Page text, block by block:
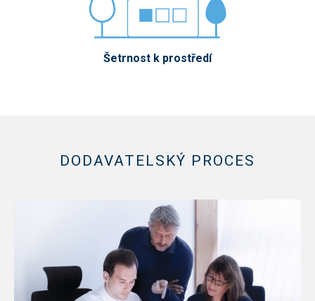
Šetrnost k prostředí
DODAVATELSKÝ PROCES